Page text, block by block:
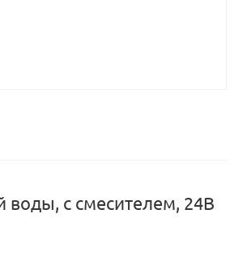
с смесителем, 24В